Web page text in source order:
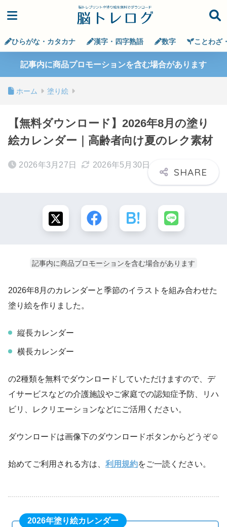
ひらがな・カタカナ 漢字・四字熟語 数字 ことわざ
記事内に商品プロモーションを含む場合があります
ホーム 塗り絵
【無料ダウンロード】2026年8月の塗り
絵カレンダー｜高齢者向け夏のレク素材
2026年3月27日 2026年5月30日
記事内に商品プロモーションを含む場合があります
2026年8月のカレンダーと季節のイラストを組み合わせた
塗り絵を作りました。
縦長カレンダー
横長カレンダー
の2種類を無料でダウンロードしていただけますので、デ
イサービスなどの介護施設やご家庭での認知症予防、リハ
ビリ、レクリエーションなどにご活用ください。
ダウンロードは画像下のダウンロードボタンからどうぞ☺
始めてご利用される方は、 利用規約をご一読ください。
2026年塗り絵カレンダー